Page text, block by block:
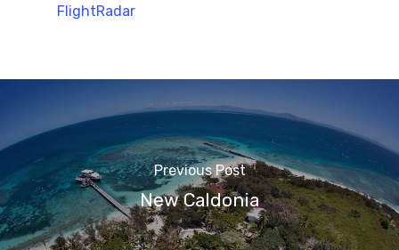
FlightRadar
Previous Post
New Caldonia